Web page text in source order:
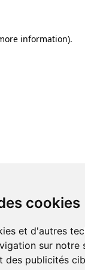
cookies
et d'autres
sur notre
des publicités
information).